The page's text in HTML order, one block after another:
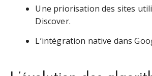
Une priorisation des sites
Discover.
L’intégration native dans